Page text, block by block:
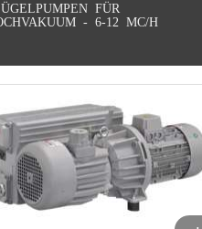
FÜR
- 6-12 MC/H